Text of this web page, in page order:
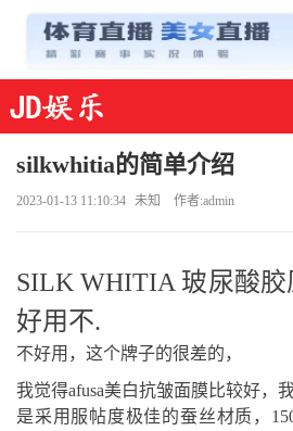
silkwhitia的简单介绍
2023-01-13 11:10:34 未知 作者:admin
SILK WHITIA 玻尿酸
好用不.
不好用，这个牌子的很差的，
我觉得afusa美白抗皱面膜比较好，
是采用服帖度极佳的蚕丝材质，